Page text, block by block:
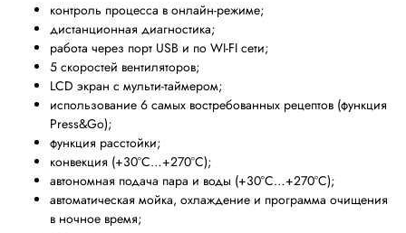
контроль процесса в онлайн-режиме;
дистанционная диагностика;
работа через порт USB и по WI-FI сети;
5 скоростей вентиляторов;
LCD экран с мульти-таймером;
использование 6 самых востребованных рецептов (функция
Press&Go);
функция расстойки;
конвекция (+30°С…+270°С);
автономная подача пара и воды (+30°С…+270°С);
автоматическая мойка, охлаждение и программа очищения
в ночное время;